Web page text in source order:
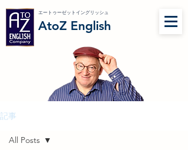
AtoZ English
エートゥーゼットイングリッシュ
記事
All Posts